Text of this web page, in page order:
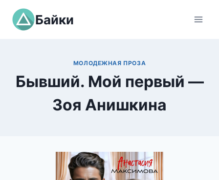
Перейти
содержимому
Байки
МОЛОДЕЖНАЯ ПРОЗА
Бывший. Мой первый —
Зоя Анишкина